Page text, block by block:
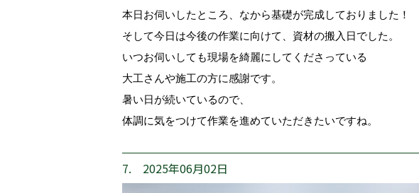
本日お伺いしたところ、なから基礎が完成しておりました！
そして今日は今後の作業に向けて、資材の搬入日でした。
いつお伺いしても現場を綺麗にしてくださっている
大工さんや施工の方に感謝です。
暑い日が続いているので、
体調に気をつけて作業を進めていただきたいですね。
7. 2025年06月02日